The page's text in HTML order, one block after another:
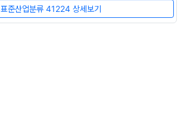
표준산업분류 41224 상세보기